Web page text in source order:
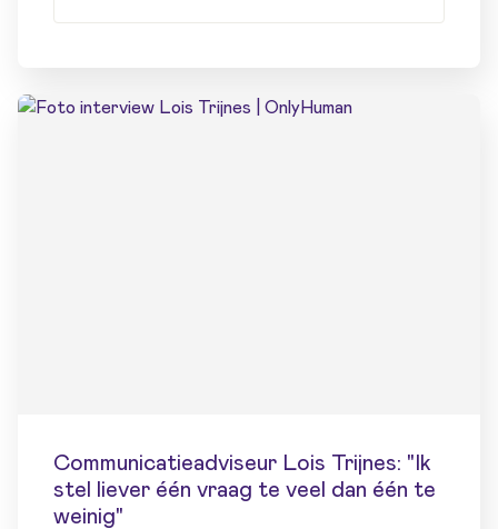
Communicatieadviseur Lois Trijnes: "Ik
stel liever één vraag te veel dan één te
weinig"